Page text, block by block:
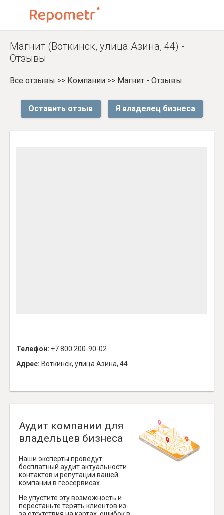
Магнит (Воткинск, улица Азина, 44) -
Отзывы
Все отзывы >> Компании >> Магнит - Отзывы
Оставить отзыв Я владелец бизнеса
Телефон: +7 800 200-90-02
Адрес: Воткинск, улица Азина, 44
Аудит компании для
владельцев бизнеса
Наши эксперты проведут
бесплатный аудит актуальности
контактов и репутации вашей
компании в геосервисах.
Не упустите эту возможность и
перестаньте терять клиентов из-